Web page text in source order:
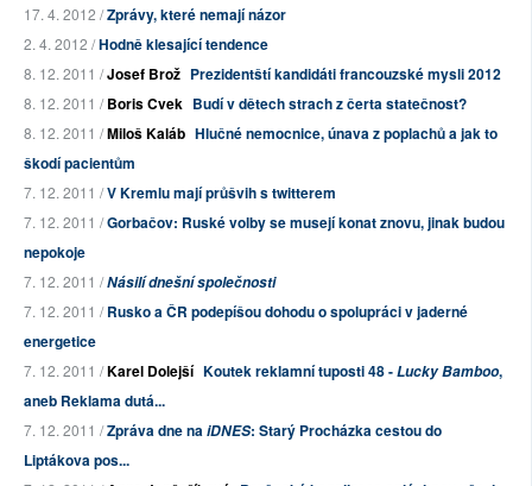
17. 4. 2012 /Zprávy, které nemají názor
2. 4. 2012 /Hodně klesající tendence
8. 12. 2011 /Josef Brož Prezidentští kandidáti francouzské mysli 2012
8. 12. 2011 /Boris Cvek Budí v dětech strach z čerta statečnost?
8. 12. 2011 /Miloš Kaláb Hlučné nemocnice, únava z poplachů a jak to
škodí pacientům
7. 12. 2011 /V Kremlu mají průšvih s twitterem
7. 12. 2011 /Gorbačov: Ruské volby se musejí konat znovu, jinak budou
nepokoje
7. 12. 2011 /Násilí dnešní společnosti
7. 12. 2011 /Rusko a ČR podepíšou dohodu o spolupráci v jaderné
energetice
7. 12. 2011 /Karel Dolejší Koutek reklamní tuposti 48 -Lucky Bamboo,
aneb Reklama dutá...
7. 12. 2011 /Zpráva dne naiDNES: Starý Procházka cestou do
Liptákova pos...